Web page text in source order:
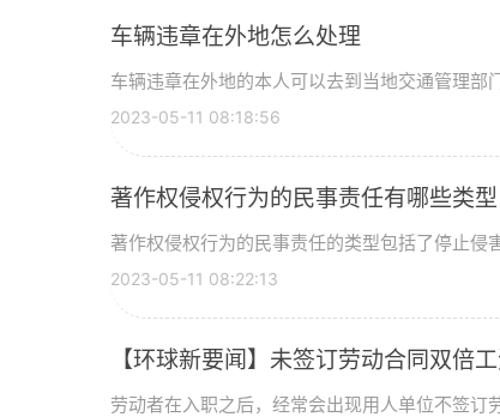
车辆违章在外地怎么处理
车辆违章在外地的本人可以去到当地交通管理部
2023-05-11 08:18:56
著作权侵权行为的民事责任有哪些类型
著作权侵权行为的民事责任的类型包括了停止侵
2023-05-11 08:22:13
【环球新要闻】未签订劳动合同双倍
劳动者在入职之后，经常会出现用人单位不签订